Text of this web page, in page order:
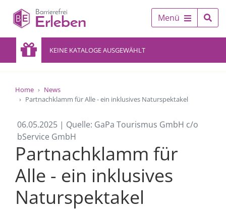
Menü
KEINE KATALOGE AUSGEWÄHLT
Home
News
Partnachklamm für Alle - ein inklusives Naturspektakel
06.05.2025 | Quelle: GaPa Tourismus GmbH c/o
bService GmbH
Partnachklamm für
Alle - ein inklusives
Naturspektakel